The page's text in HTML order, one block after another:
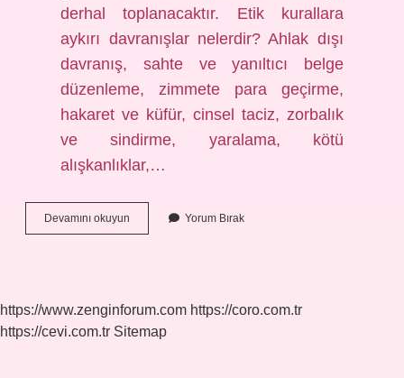
derhal toplanacaktır. Etik kurallara
aykırı davranışlar nelerdir? Ahlak dışı
davranış, sahte ve yanıltıcı belge
düzenleme, zimmete para geçirme,
hakaret ve küfür, cinsel taciz, zorbalık
ve sindirme, yaralama, kötü
alışkanlıklar,…
Devamını okuyun
Ilkelerin
Yorum Bırak
https://www.zenginforum.com https://coro.com.tr
https://cevi.com.tr Sitemap